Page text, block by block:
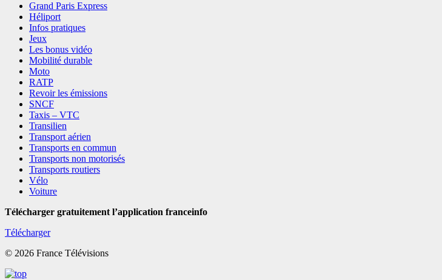
Grand Paris Express
Héliport
Infos pratiques
Jeux
Les bonus vidéo
Mobilité durable
Moto
RATP
Revoir les émissions
SNCF
Taxis – VTC
Transilien
Transport aérien
Transports en commun
Transports non motorisés
Transports routiers
Vélo
Voiture
Télécharger gratuitement l’application franceinfo
Télécharger
© 2026 France Télévisions